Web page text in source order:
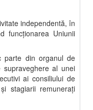
independentă, în
funcţionarea Uniunii
parte din organul de
al unei
ai consiliului de
stagiarii remuneraţi